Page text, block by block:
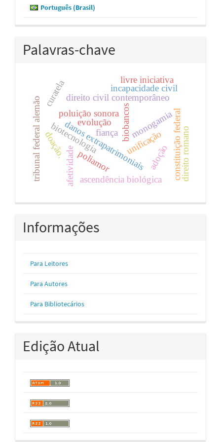
Português (Brasil)
Palavras-chave
danos extrapatrimoniais
poluição sonora
biotecnologia biobancos
direito civil contemporâneo
afetividade
monogamia
poliamor
incapacidade civil
curatela
constituição federal
unificação
tribunal federal alemão
livre iniciativa
fiança
ascendência biológica
doação.
evolução
direito romano
adoção
Informações
Para Leitores
Para Autores
Para Bibliotecários
Edição Atual